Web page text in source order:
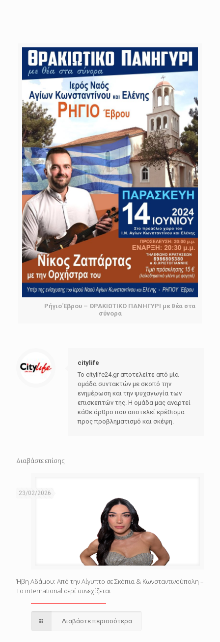
Ρήγιο Έβρου – ΘΡΑΚΙΩΤΙΚΟ ΠΑΝΗΓΥΡΙ με θέα στα
σύνορα
citylife
Το citylife24.gr αποτελείτε από μία
ομάδα συντακτών με σκοπό την
ενημέρωση και την ψυχαγωγία των
επισκεπτών της. Η ομάδα μας αναρτεί
κάθε άρθρο που αποτελεί ερέθισμα
προς προβληματισμό και σκέψη.
Διαβάστε επίσης
23/02/2026
Ήβη Αδάμου: Από την Αίγυπτο σε Σκόπια & Κωνσταντινούπολη –
Το international σερί συνεχίζεται
Διαβάστε περισσότερα